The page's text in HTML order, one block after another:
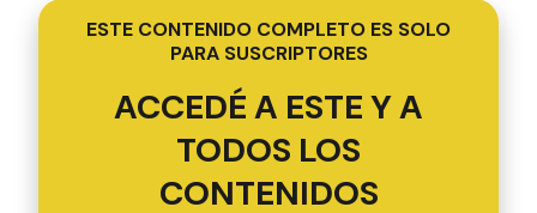
ESTE CONTENIDO COMPLETO ES SOLO
PARA SUSCRIPTORES
ACCEDÉ A ESTE Y A
TODOS LOS
CONTENIDOS